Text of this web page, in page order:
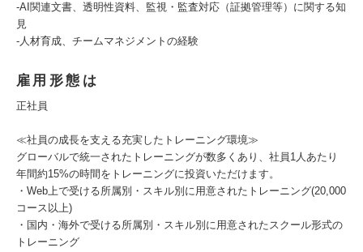
-AI関連文書、透明性資料、監視・監査対応（証拠管理等）に関する知
見
-人材育成、チームマネジメントの経験
雇用形態は
正社員
≪社員の成長を支える充実したトレーニング環境≫
グローバルで統一されたトレーニングが数多くあり、社員1人あたり
年間約15%の時間をトレーニングに投資いただけます。
・Web上で受ける所属別・スキル別に用意されたトレーニング(20,000
コース以上)
・国内・海外で受ける所属別・スキル別に用意されたスクール形式の
トレーニング